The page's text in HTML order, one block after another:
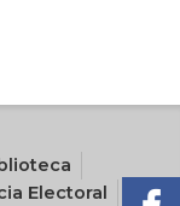
Electoral